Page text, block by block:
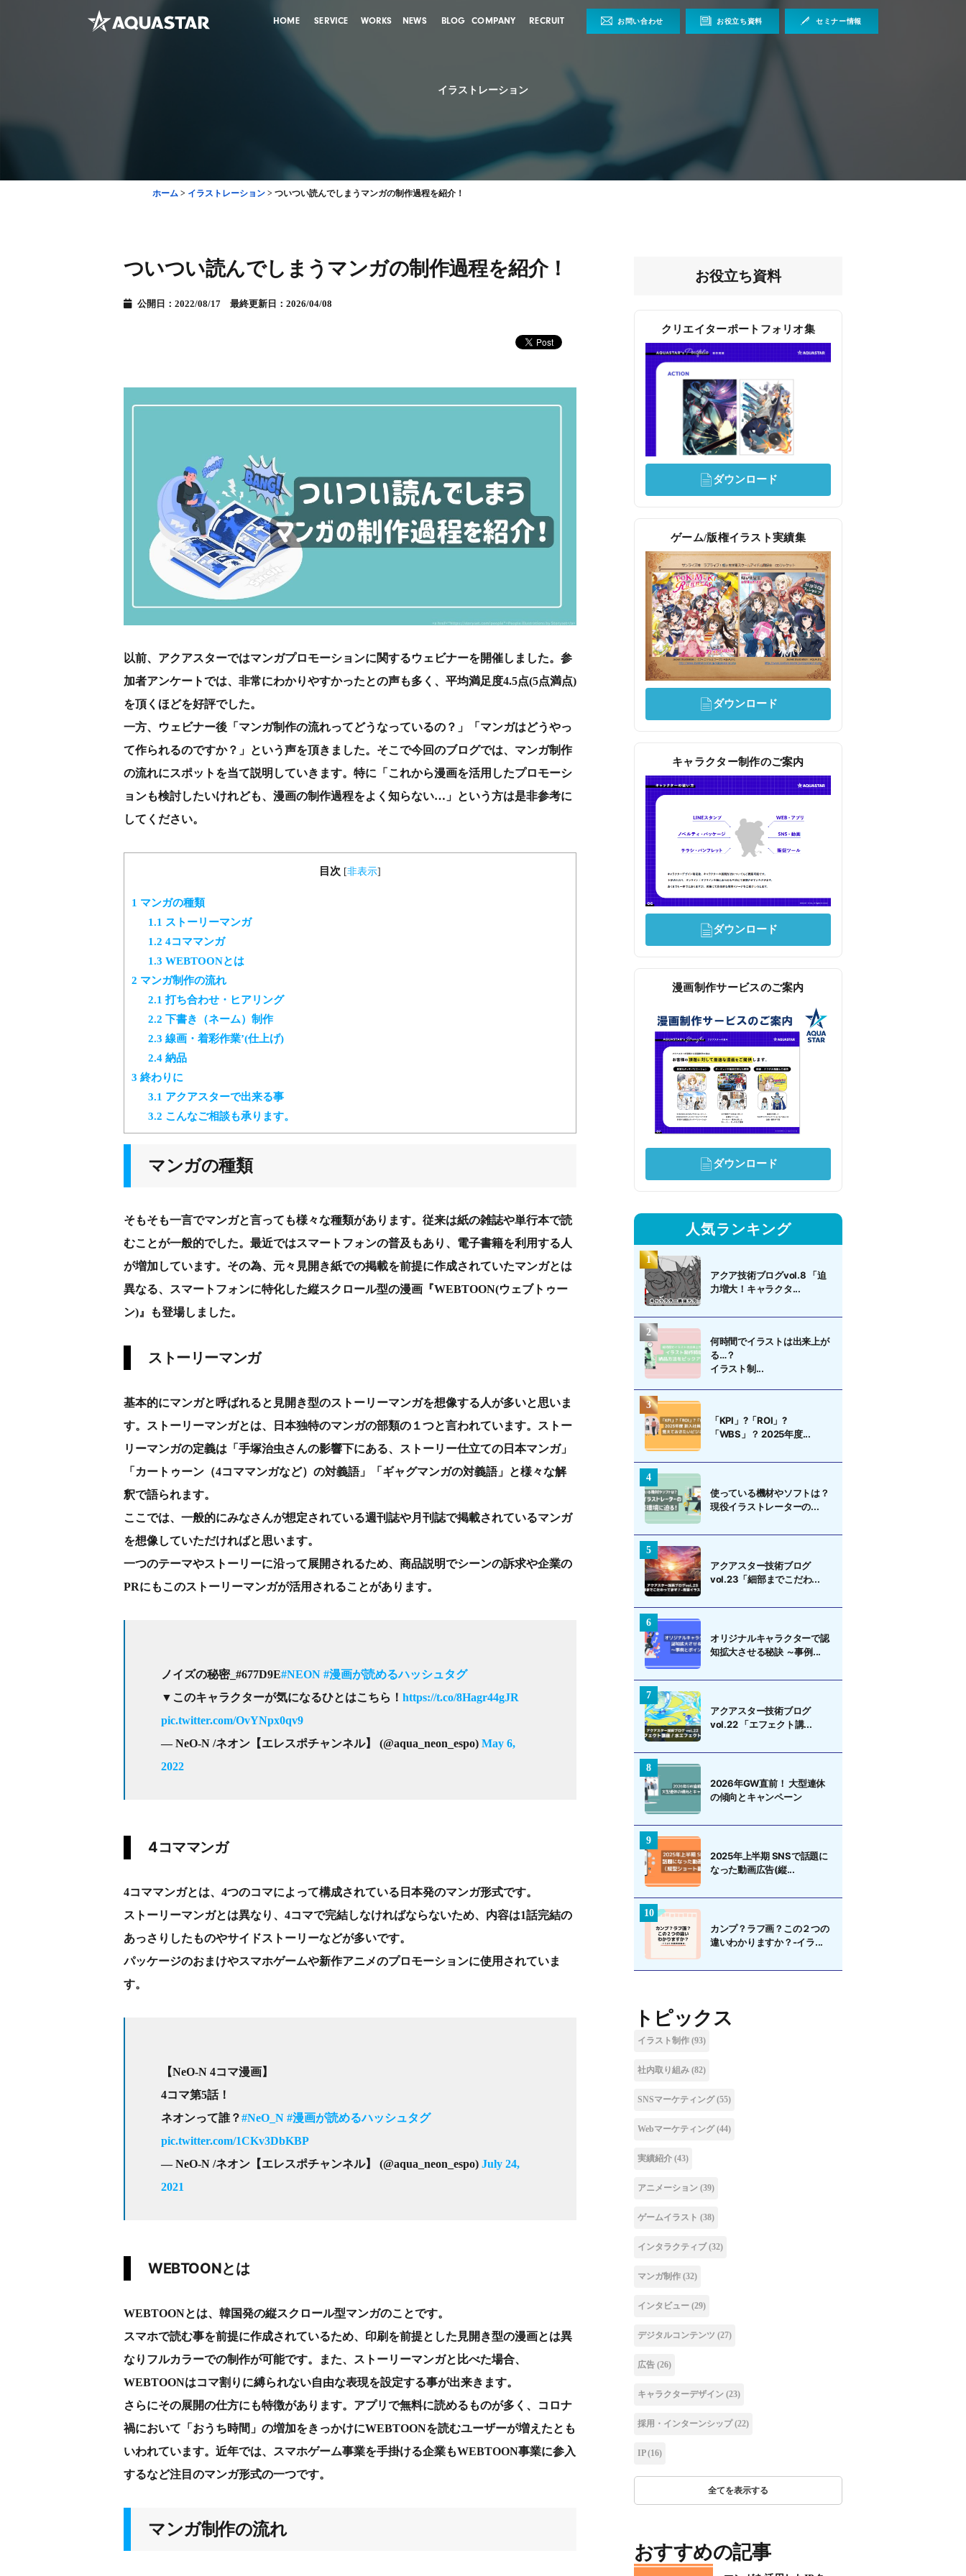
HOME SERVICE WORKS NEWS BLOG COMPANY RECRUIT お問い合わせ お役立ち資料 セミナー情報
イラストレーション
ホーム > イラストレーション > ついつい読んでしまうマンガの制作過程を紹介！
ついつい読んでしまうマンガの制作過程を紹介！
公開日：2022/08/17 最終更新日：2026/04/08
以前、アクアスターではマンガプロモーションに関するウェビナーを開催しました。参
加者アンケートでは、非常にわかりやすかったとの声も多く、平均満足度4.5点(5点満点)
を頂くほどを好評でした。
一方、ウェビナー後「マンガ制作の流れってどうなっているの？」「マンガはどうやっ
て作られるのですか？」という声を頂きました。そこで今回のブログでは、マンガ制作
の流れにスポットを当て説明していきます。特に「これから漫画を活用したプロモーシ
ョンも検討したいけれども、漫画の制作過程をよく知らない…」という方は是非参考に
してください。
目次 [非表示]
1 マンガの種類
1.1 ストーリーマンガ
1.2 4コママンガ
1.3 WEBTOONとは
2 マンガ制作の流れ
2.1 打ち合わせ・ヒアリング
2.2 下書き（ネーム）制作
2.3 線画・着彩作業’(仕上げ)
2.4納品
3 終わりに
3.1 アクアスターで出来る事
3.2 こんなご相談も承ります。
マンガの種類
そもそも一言でマンガと言っても様々な種類があります。従来は紙の雑誌や単行本で読
むことが一般的でした。最近ではスマートフォンの普及もあり、電子書籍を利用する人
が増加しています。その為、元々見開き紙での掲載を前提に作成されていたマンガとは
異なる、スマートフォンに特化した縦スクロール型の漫画『WEBTOON(ウェブトゥー
ン)』も登場しました。
ストーリーマンガ
基本的にマンガと呼ばれると見開き型のストーリーマンガを想像する人が多いと思いま
す。ストーリーマンガとは、日本独特のマンガの部類の１つと言われています。ストー
リーマンガの定義は「手塚治虫さんの影響下にある、ストーリー仕立ての日本マンガ」
「カートゥーン（4コママンガなど）の対義語」「ギャグマンガの対義語」と様々な解
釈で語られます。
ここでは、一般的にみなさんが想定されている週刊誌や月刊誌で掲載されているマンガ
を想像していただければと思います。
一つのテーマやストーリーに沿って展開されるため、商品説明でシーンの訴求や企業の
PRにもこのストーリーマンガが活用されることがあります。
ノイズの秘密_#677D9E#NEON #漫画が読めるハッシュタグ
▼このキャラクターが気になるひとはこちら！ https://t.co/8Hagr44gJR
pic.twitter.com/OvYNpx0qv9
— NeO-N /ネオン【エレスポチャンネル】 (@aqua_neon_espo) May 6,
2022
4コママンガ
4コママンガとは、4つのコマによって構成されている日本発のマンガ形式です。
ストーリーマンガとは異なり、4コマで完結しなければならないため、内容は1話完結の
あっさりしたものやサイドストーリーなどが多いです。
パッケージのおまけやスマホゲームや新作アニメのプロモーションに使用されていま
す。
【NeO-N 4コマ漫画】
4コマ第5話！
ネオンって誰？#NeO_N #漫画が読めるハッシュタグ
pic.twitter.com/1CKv3DbKBP
— NeO-N /ネオン【エレスポチャンネル】 (@aqua_neon_espo) July 24,
2021
WEBTOONとは
WEBTOONとは、韓国発の縦スクロール型マンガのことです。
スマホで読む事を前提に作成されているため、印刷を前提とした見開き型の漫画とは異
なりフルカラーでの制作が可能です。また、ストーリーマンガと比べた場合、
WEBTOONはコマ割りに縛られない自由な表現を設定する事が出来きます。
さらにその展開の仕方にも特徴があります。アプリで無料に読めるものが多く、コロナ
禍において「おうち時間」の増加をきっかけにWEBTOONを読むユーザーが増えたとも
いわれています。近年では、スマホゲーム事業を手掛ける企業もWEBTOON事業に参入
するなど注目のマンガ形式の一つです。
マンガ制作の流れ
お役立ち資料
クリエイターポートフォリオ集
ダウンロード
ゲーム/版権イラスト実績集
ダウンロード
キャラクター制作のご案内
ダウンロード
漫画制作サービスのご案内
ダウンロード
人気ランキング
アクア技術ブログvol.8 「迫
力増大！キャラクタ...
何時間でイラストは出来上が
る…？
イラスト制...
「KPI」?「ROI」?
「WBS」？ 2025年度...
使っている機材やソフトは？
現役イラストレーターの...
アクアスター技術ブログ
vol.23「細部までこだわ...
オリジナルキャラクターで認
知拡大させる秘訣 ～事例...
アクアスター技術ブログ
vol.22 「エフェクト講...
2026年GW直前！ 大型連休
の傾向とキャンペーン
2025年上半期 SNSで話題に
なった動画広告(縦...
カンプ？ラフ画？この２つの
違いわかりますか？-イラ...
トピックス
イラスト制作 (93)
社内取り組み (82)
SNSマーケティング(55)
Webマーケティング(44)
実績紹介 (43)
アニメーション (39)
ゲームイラスト (38)
インタラクティブ (32)
マンガ制作 (32)
インタビュー (29)
デジタルコンテンツ (27)
広告 (26)
キャラクターデザイン (23)
採用・インターンシップ(22)
IP(16)
全てを表示する
おすすめの記事